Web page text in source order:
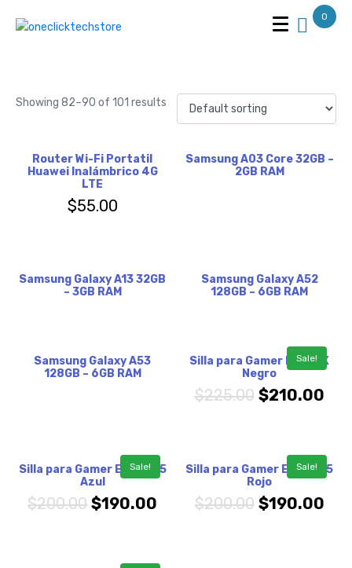
0
Showing 82–90 of 101 results
Router Wi-Fi Portatil
Huawei Inalámbrico 4G
LTE
$55.00
Samsung A03 Core 32GB –
2GB RAM
Samsung Galaxy A13 32GB
– 3GB RAM
Samsung Galaxy A52
128GB – 6GB RAM
Samsung Galaxy A53
128GB – 6GB RAM
Sale!
Silla para Gamer Ergo FX
Negro
$225.00 $210.00
Sale!
Silla para Gamer Ergo GX5
Azul
$200.00 $190.00
Sale!
Silla para Gamer Ergo GX5
Rojo
$200.00 $190.00